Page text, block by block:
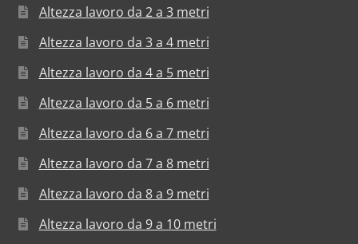
Altezza lavoro da 2 a 3 metri
Altezza lavoro da 3 a 4 metri
Altezza lavoro da 4 a 5 metri
Altezza lavoro da 5 a 6 metri
Altezza lavoro da 6 a 7 metri
Altezza lavoro da 7 a 8 metri
Altezza lavoro da 8 a 9 metri
Altezza lavoro da 9 a 10 metri